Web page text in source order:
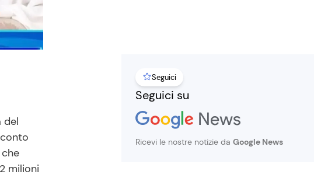
del
milioni
Seguici
Seguici su
Ricevi le nostre notizie da Google News